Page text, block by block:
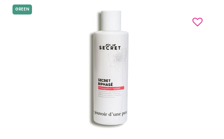
GREEN